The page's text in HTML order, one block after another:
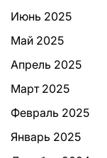
Июнь 2025
Май 2025
Апрель 2025
Март 2025
Февраль 2025
Январь 2025